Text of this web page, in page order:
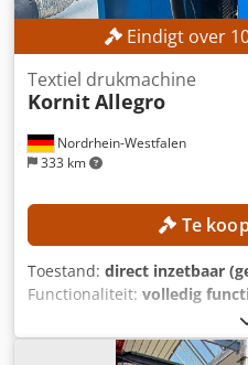
Eindigt over
Nordrhein-Westfalen
333 km
Textiel drukmachine
KornitAllegro
Te
Toestand: direct inzetbaar
Functionaliteit: volledig
Allegro textieldrukmachine!
30 in de regio Paderborn in